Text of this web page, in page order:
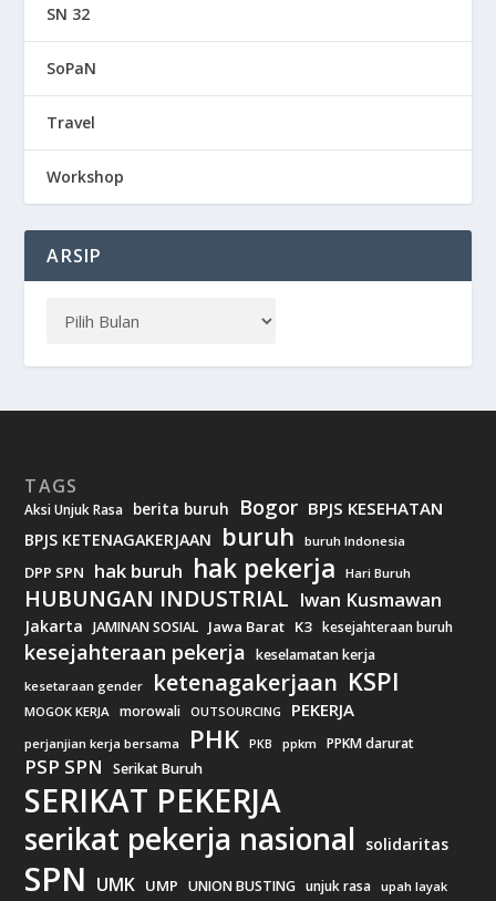
SN 32
SoPaN
Travel
Workshop
ARSIP
TAGS
Aksi Unjuk Rasa berita buruh Bogor BPJS KESEHATAN
BPJS KETENAGAKERJAAN buruh buruh Indonesia
DPP SPN hak buruh hak pekerja Hari Buruh
HUBUNGAN INDUSTRIAL Iwan Kusmawan
Jakarta JAMINAN SOSIAL Jawa Barat K3 kesejahteraan buruh
kesejahteraan pekerja keselamatan kerja
kesetaraan gender ketenagakerjaan KSPI
MOGOK KERJA morowali OUTSOURCING PEKERJA
perjanjian kerja bersama PHK PKB ppkm PPKM darurat
PSP SPN Serikat Buruh
SERIKAT PEKERJA
serikat pekerja nasional solidaritas
SPN UMK UMP UNION BUSTING unjuk rasa upah layak